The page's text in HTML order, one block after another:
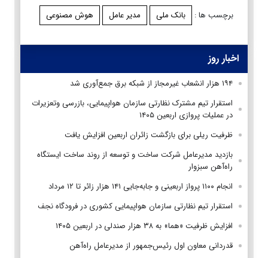
برچسب ها :
بانک ملی مدیر عامل هوش مصنوعی
اخبار روز
۱۹۴ هزار انشعاب غیرمجاز از شبکه برق جمع‌آوری شد
استقرار تیم مشترک نظارتی سازمان هواپیمایی، بازرسی وتعزیرات
در عملیات پروازی اربعین ۱۴۰۵
ظرفیت ریلی برای بازگشت زائران اربعین افزایش یافت
بازدید مدیرعامل شرکت ساخت و توسعه از روند ساخت ایستگاه
راه‌آهن سبزوار
انجام ۱۱۰۰ پرواز اربعینی و جابه‌جایی ۱۴۱ هزار زائر تا ۱۲ مرداد
استقرار تیم‌ نظارتی سازمان هواپیمایی کشوری در فرودگاه نجف
افزایش ظرفیت «هما» به ۳۸ هزار صندلی در اربعین ۱۴۰۵
قدردانی معاون اول رئیس‌جمهور از مدیرعامل راه‌آهن